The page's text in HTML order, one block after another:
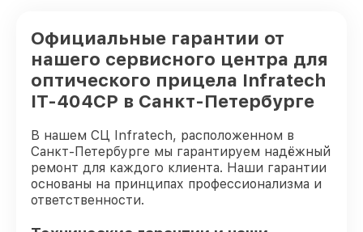
Официальные гарантии от
нашего сервисного центра для
оптического прицела Infratech
IT-404CP в Санкт-Петербурге
В нашем СЦ Infratech, расположенном в
Санкт-Петербурге мы гарантируем надёжный
ремонт для каждого клиента. Наши гарантии
основаны на принципах профессионализма и
ответственности.